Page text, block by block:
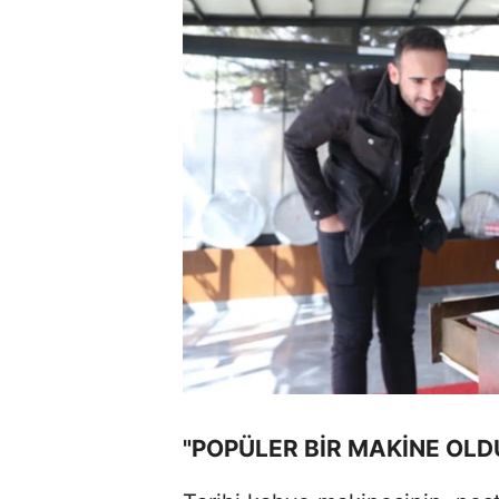
"POPÜLER BİR MAKİNE